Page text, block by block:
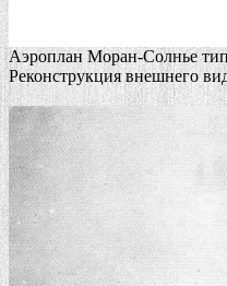
Аэроплан Моран-Солнье
Реконструкция внешнего